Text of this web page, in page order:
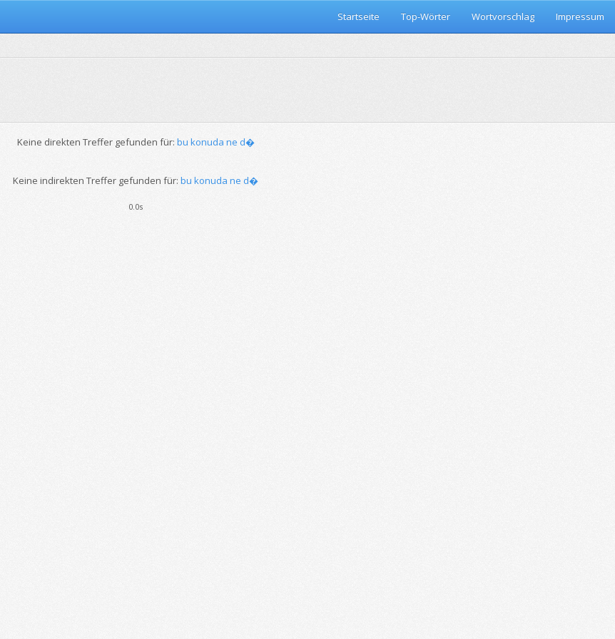
Startseite Top-Wörter Wortvorschlag Impressum
Keine direkten Treffer gefunden für: bu konuda ne d�
Keine indirekten Treffer gefunden für: bu konuda ne d�
0.0s